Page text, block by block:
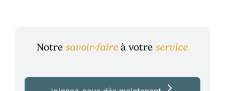
Notre savoir-faire à votre service